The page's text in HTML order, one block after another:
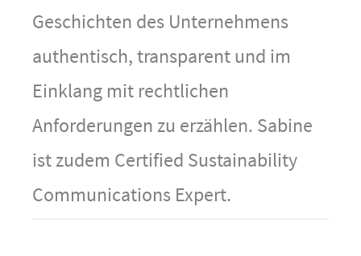
Geschichten des Unternehmens
authentisch, transparent und im
Einklang mit rechtlichen
Anforderungen zu erzählen. Sabine
ist zudem Certified Sustainability
Communications Expert.